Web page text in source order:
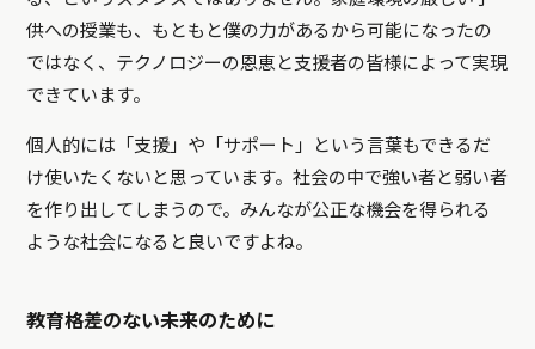
供への授業も、もともと僕の力があるから可能になったの
ではなく、テクノロジーの恩恵と支援者の皆様によって実現
できています。
個人的には「支援」や「サポート」という言葉もできるだ
け使いたくないと思っています。社会の中で強い者と弱い者
を作り出してしまうので。みんなが公正な機会を得られる
ような社会になると良いですよね。
教育格差のない未来のために